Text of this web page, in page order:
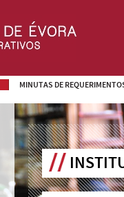
MINUTAS DE